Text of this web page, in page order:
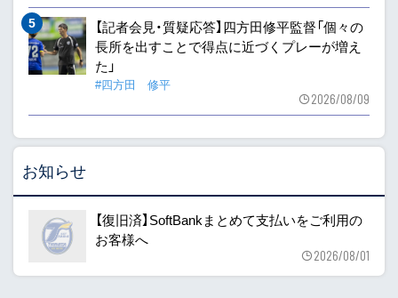
【記者会見・質疑応答】四方田修平監督「個々の
長所を出すことで得点に近づくプレーが増え
た」
#四方田 修平
2026/08/09
お知らせ
【復旧済】SoftBankまとめて支払いをご利用の
お客様へ
2026/08/01